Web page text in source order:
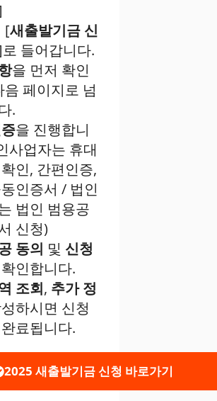
[새출발기금 신
들어갑니다.
을 먼저 확인
음 페이지로 넘
.
을 진행합니
사업자는 휴대
인, 간편인증,
인증서 / 법인
법인 범용공
신청)
동의 및 신청
인합니다.
조회, 추가 정
하시면 신청
료됩니다.
2025 새출발기금 신청 바로가기